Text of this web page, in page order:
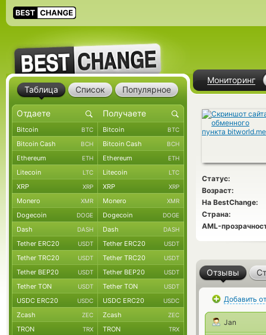
Мониторинг
Статус:
Возраст:
На BestChange:
Страна:
AML-
Отзывы
Добавить
Jan
Таблица Список Популярное
Bitcoin BTC Bitcoin BTC
Bitcoin Cash BCH Bitcoin Cash BCH
Ethereum ETH Ethereum ETH
Litecoin LTC Litecoin LTC
XRP XRP XRP XRP
Monero XMR Monero XMR
Dogecoin DOGE Dogecoin DOGE
Dash DASH Dash DASH
Tether ERC20 USDT Tether ERC20 USDT
Tether TRC20 USDT Tether TRC20 USDT
Tether BEP20 USDT Tether BEP20 USDT
Tether TON USDT Tether TON USDT
USDC ERC20 USDC USDC ERC20 USDC
Zcash ZEC Zcash ZEC
TRON TRX TRON TRX